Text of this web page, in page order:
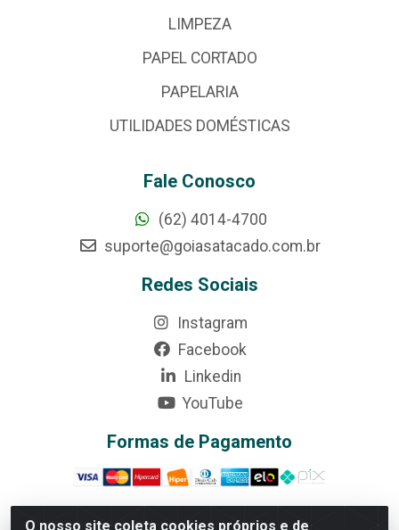
O nosso site coleta cookies próprios e de
LIMPEZA
PAPEL CORTADO
PAPELARIA
UTILIDADES DOMÉSTICAS
Fale Conosco
(62) 4014-4700
suporte@goiasatacado.com.br
Redes Sociais
Instagram
Facebook
Linkedin
YouTube
Formas de Pagamento